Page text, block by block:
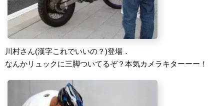
川村さん(漢字これでいいの？)登場．
なんかリュックに三脚ついてるぞ？本気カメラキターーー！